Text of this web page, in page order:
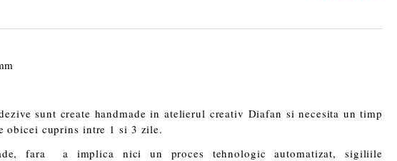
sunt create handmade in atelierul creativ Diafan si necesita un timp
obicei cuprins intre 1 si 3 zile.
fara a implica nici un proces tehnologic automatizat, sigiliile